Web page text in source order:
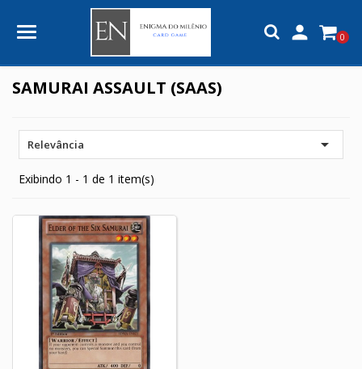
 0
SAMURAI ASSAULT (SAAS)
Relevância 
Exibindo 1 - 1 de 1 item(s)